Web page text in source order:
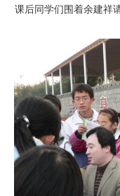
课后同学们围着余建祥